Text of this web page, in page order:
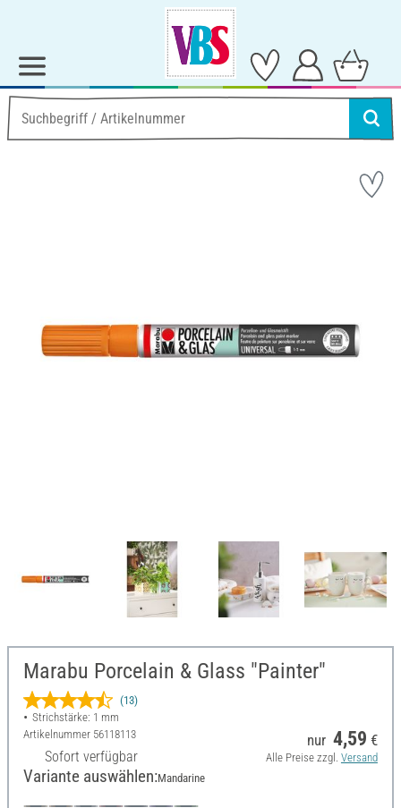
Marabu Porcelain & Glass "Painter"
(13)
Strichstärke: 1 mm
Artikelnummer 56118113
Sofort verfügbar
nur 4,59 €
Alle Preise zzgl. Versand
Variante auswählen:Mandarine